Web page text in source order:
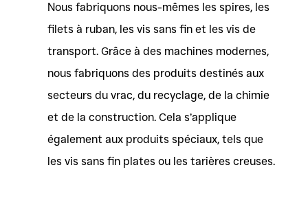
Nous fabriquons nous-mêmes les spires, les
filets à ruban, les vis sans fin et les vis de
transport. Grâce à des machines modernes,
nous fabriquons des produits destinés aux
secteurs du vrac, du recyclage, de la chimie
et de la construction. Cela s’applique
également aux produits spéciaux, tels que
les vis sans fin plates ou les tarières creuses.